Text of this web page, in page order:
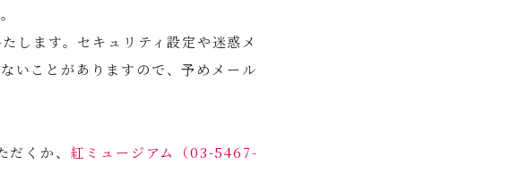
ます。セキュリティ設定や迷惑メ
いことがありますので、予めメール
くか、 紅ミュージアム（03-5467-